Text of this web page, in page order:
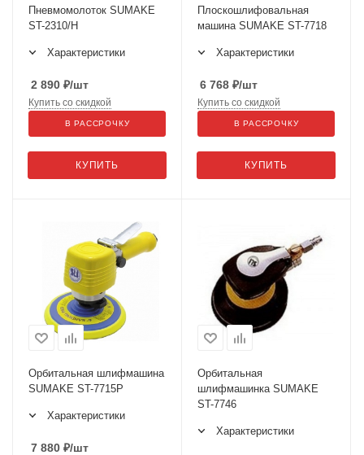
Пневмомолоток SUMAKE
ST-2310/H
Характеристики
2 890 ₽/шт
КУПИТЬ
Купить со скидкой
В РАССРОЧКУ
Плоскошлифовальная
машина SUMAKE ST-7718
Характеристики
6 768 ₽/шт
КУПИТЬ
Купить со скидкой
В РАССРОЧКУ
Орбитальная шлифмашина
SUMAKE ST-7715P
Характеристики
7 880 ₽/шт
Орбитальная
шлифмашинка SUMAKE
ST-7746
Характеристики